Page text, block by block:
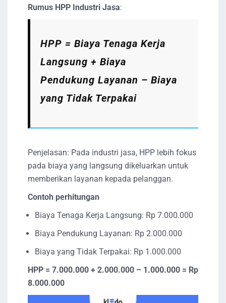
Rumus HPP Industri Jasa:
HPP = Biaya Tenaga Kerja
Langsung + Biaya
Pendukung Layanan – Biaya
yang Tidak Terpakai
Penjelasan: Pada industri jasa, HPP lebih fokus
pada biaya yang langsung dikeluarkan untuk
memberikan layanan kepada pelanggan.
Contoh perhitungan
Biaya Tenaga Kerja Langsung: Rp 7.000.000
Biaya Pendukung Layanan: Rp 2.000.000
Biaya yang Tidak Terpakai: Rp 1.000.000
HPP = 7.000.000 + 2.000.000 – 1.000.000 = Rp
8.000.000